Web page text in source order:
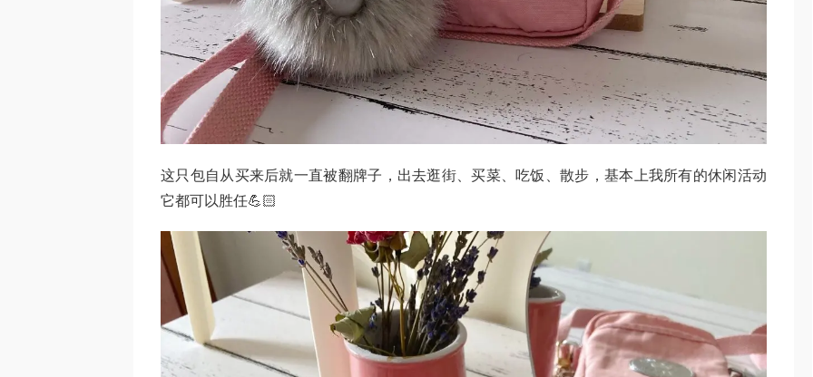
这只包自从买来后就一直被翻牌子，出去逛街、买菜、吃饭、散步，基本上我所有的休闲活动
它都可以胜任💪🏻